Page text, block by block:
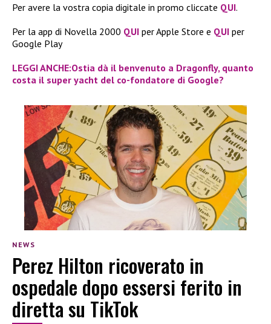
Per avere la vostra copia digitale in promo cliccate QUI.
Per la app di Novella 2000 QUI per Apple Store e QUI per
Google Play
LEGGI ANCHE:Ostia dà il benvenuto a Dragonfly, quanto
costa il super yacht del co-fondatore di Google?
NEWS
Perez Hilton ricoverato in
ospedale dopo essersi ferito in
diretta su TikTok